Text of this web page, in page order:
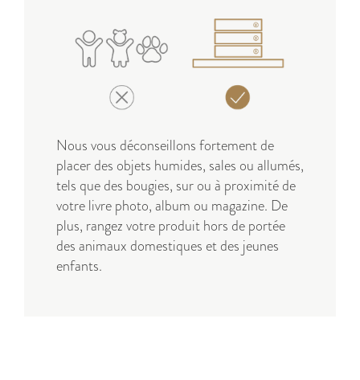
Nous vous déconseillons fortement de
placer des objets humides, sales ou allumés,
tels que des bougies, sur ou à proximité de
votre livre photo, album ou magazine. De
plus, rangez votre produit hors de portée
des animaux domestiques et des jeunes
enfants.